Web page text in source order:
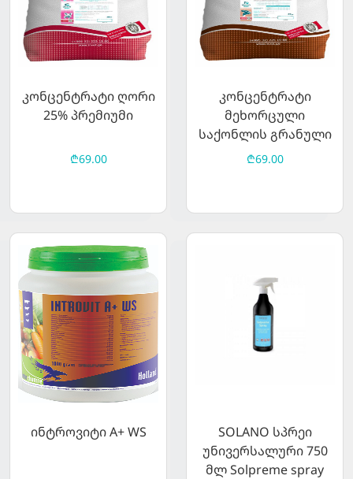
კონცენტრატი ღორი
25% პრემიუმი
₾69.00
კონცენტრატი
მეხორცული
საქონლის გრანული
₾69.00
ინტროვიტი A+ WS
SOLANO სპრეი
უნივერსალური 750
მლ Solpreme spray